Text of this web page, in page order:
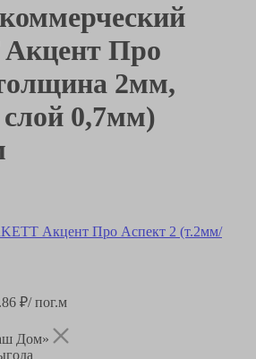
Про
2мм,
0,7мм)
₽/ пог.м
Дом»